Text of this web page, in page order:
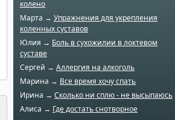
колено
Марта → Упражнения для укрепления
коленных суставов
Юлия → Боль в сухожилии в локтевом
суставе
Сергей → Аллергия на алкоголь
Марина → Все время хочу спать
Ирина → Сколько ни сплю - не высыпаюсь
Алиса → Где достать снотворное